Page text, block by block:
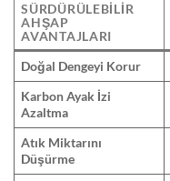
SÜRDÜRÜLEBILIR
AHŞAP
AVANTAJLARI
Doğal Dengeyi Korur
Karbon Ayak İzi
Azaltma
Atık Miktarını
Düşürme